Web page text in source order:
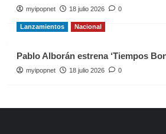
myipopnet 18 julio 2026 0
Lanzamientos Nacional
Pablo Alborán estrena ‘Tiempos
myipopnet 18 julio 2026 0